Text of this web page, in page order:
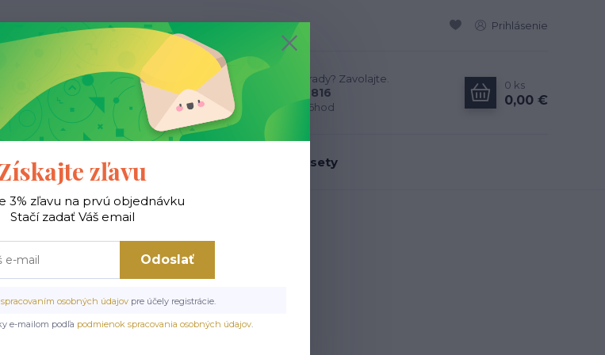
Prihlásenie
Hľadať
Neviete si rady? Zavolajte.
0911 594 816
Po-Pia, 9-16hod
0 ks
0,00 €
stoly Jedálenské stoličky Jedálenské sety
zľavu
3% zľavu na prvú objednávku
Stačí zadať Váš email
Odoslať
spracovaním osobných údajov pre účely registrácie.
e-mailom podľa podmienok spracovania osobných údajov.